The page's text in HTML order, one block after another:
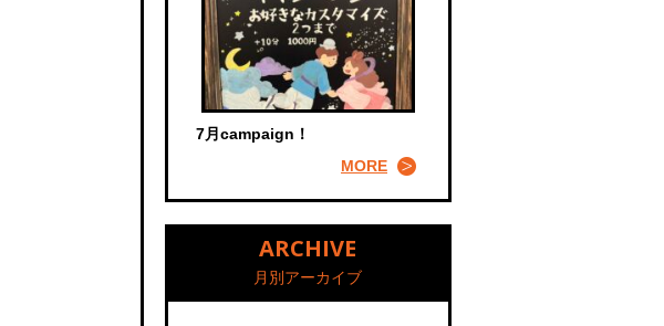
7月campaign！
MORE
ARCHIVE
月別アーカイブ